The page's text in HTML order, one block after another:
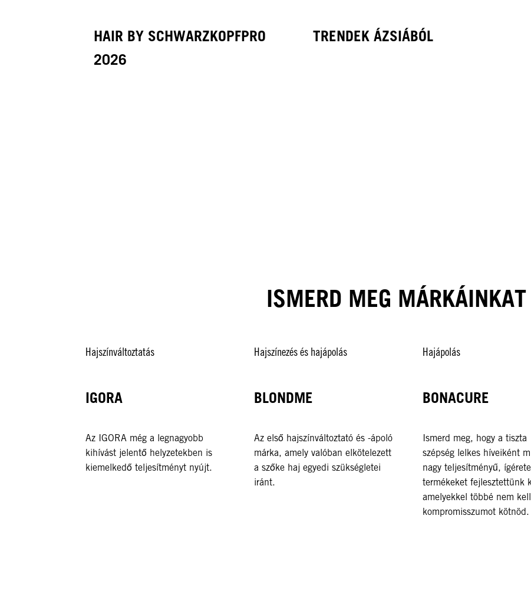
HAIR BY SCHWARZKOPFPRO
2026
TRENDEK ÁZSIÁBÓL
ISMERD MEG MÁRKÁINKAT
Hajszínváltoztatás
IGORA
Az IGORA még a legnagyobb
kihívást jelentő helyzetekben is
kiemelkedő teljesítményt nyújt.
Hajszínezés és hajápolás
BLONDME
Az első hajszínváltoztató és -ápoló
márka, amely valóban elkötelezett
a szőke haj egyedi szükségletei
iránt.
Hajápolás
BONACURE
Ismerd meg, hogy a tiszta
szépség lelkes híveiként
nagy teljesítményű,
termékeket fejlesztettünk
amelyekkel többé nem kell
kompromisszumot kötnöd.